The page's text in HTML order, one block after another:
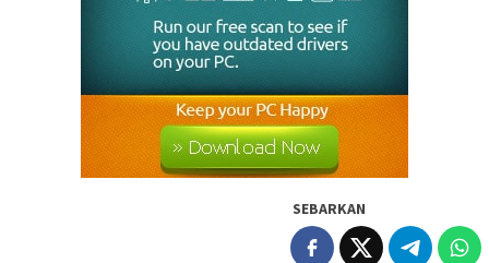
SEBARKAN